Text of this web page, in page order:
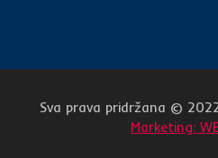
Sva prava pridržana ©
Marketing: